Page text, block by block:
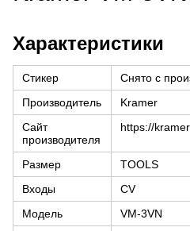
Характеристики
Стикер
Снято с
Производитель
Kramer
Сайт
производителя
https://
Размер
TOOLS
Входы
CV
Модель
VM-3VN